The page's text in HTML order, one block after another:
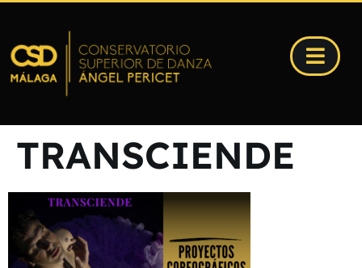
TRANSCIENDE